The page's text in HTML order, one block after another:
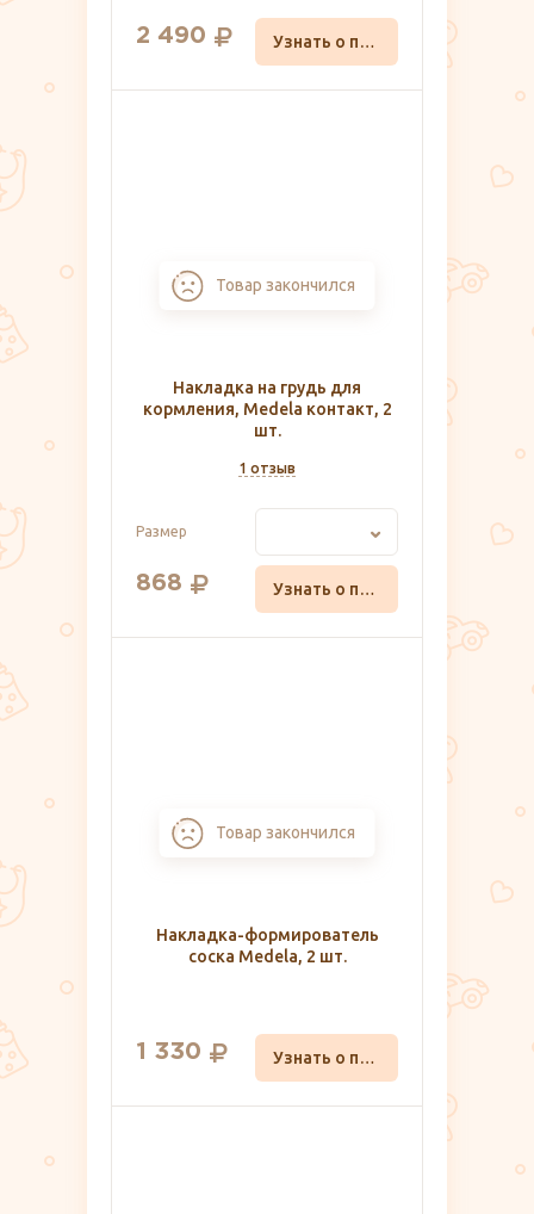
2 490 Узнать о поступлении
Товар закончился
Накладка на грудь для
кормления, Medela контакт, 2
шт.
1 отзыв
Размер
868 Узнать о поступлении
Товар закончился
Накладка-формирователь
соска Medela, 2 шт.
1 330 Узнать о поступлении